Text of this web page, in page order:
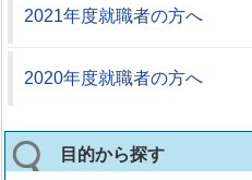
2021年度就職者の方へ
2020年度就職者の方へ
目的から探す